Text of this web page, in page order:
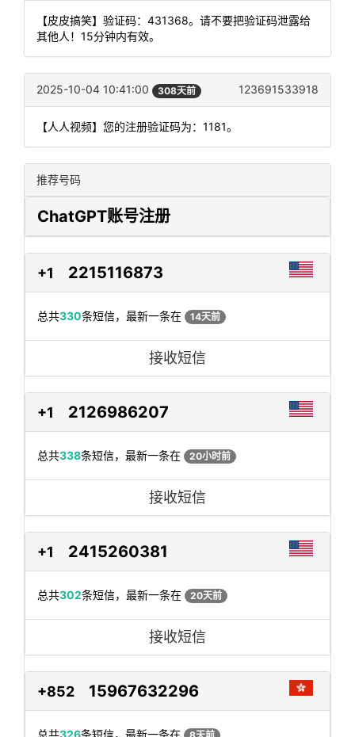
【皮皮搞笑】验证码：431368。请不要把验证码泄露给
其他人！15分钟内有效。
2025-10-04 10:41:00 308天前 123691533918
【人人视频】您的注册验证码为：1181。
推荐号码
ChatGPT账号注册
+1 2215116873
总共330条短信，最新一条在 14天前
接收短信
+1 2126986207
总共338条短信，最新一条在 20小时前
接收短信
+1 2415260381
总共302条短信，最新一条在 20天前
接收短信
+852 15967632296